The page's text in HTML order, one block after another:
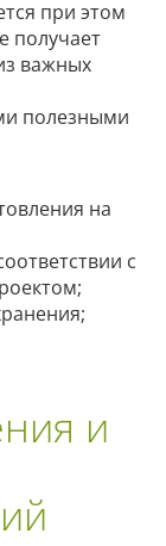
при этом
получает
важных
полезными
на
с
и